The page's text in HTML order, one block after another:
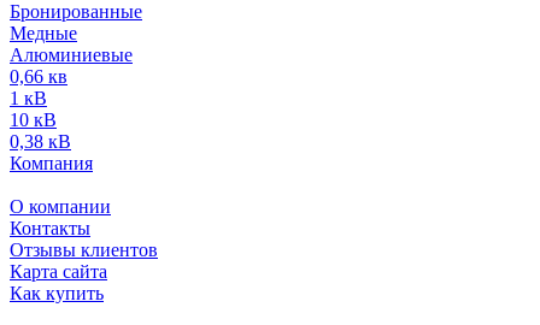
Бронированные
Медные
Алюминиевые
0,66 кв
1 кВ
10 кВ
0,38 кВ
Компания
О компании
Контакты
Отзывы клиентов
Карта сайта
Как купить